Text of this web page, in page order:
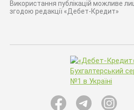
Використання публікацій можливе
згодою редакції «Дебет-Кредит»